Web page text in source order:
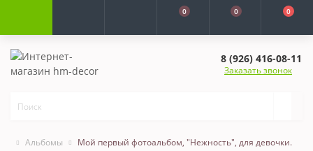
0 0 0
8 (926) 416-08-11
Заказать звонок
Альбомы Мой первый фотоальбом, "Нежность", для девочки.